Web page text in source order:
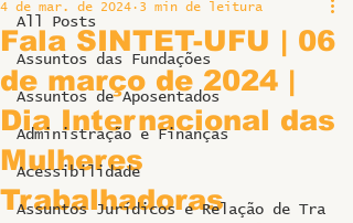
All Posts
Assuntos das Fundações
Assuntos de Aposentados
Administração e Finanças
Acessibilidade
Assuntos Jurídicos e Relação de Tra
Fala SINTET-UFU | 06
de março de 2024 |
Dia Internacional das
Mulheres
Trabalhadoras
4 de mar. de 2024 3 min de leitura